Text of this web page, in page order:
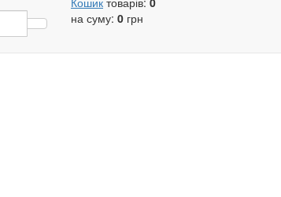
на суму: 0 грн